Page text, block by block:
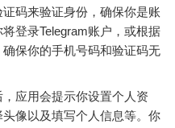
码来验证身份，确保你是账
登录Telegram账户，或根据
保你的手机号码和验证码无
，应用会提示你设置个人资
像以及填写个人信息等。你